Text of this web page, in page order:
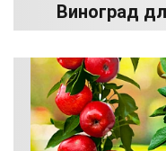
Виноград